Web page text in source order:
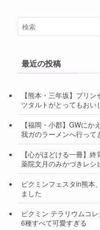
最近の投稿
【熊本・三年坂】プリ
ツタルトがとってもおい
【福岡・小郡】GWにか
我ガのラーメンへ行って
【心がほどける一冊】
薬院文月のみかづきレシ
ピクミンフェスタin熊本
ました
ピクミン テラリウムコ
6種すべて可愛すぎる